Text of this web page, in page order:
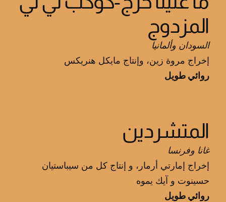
المزدوج
السودان وألمانيا
إخراج مروة زين، وإنتاج مايكل هنريكس
روائي طويل
المتشردين
غانا وفرنسا
إخراج إمارتي أرمار، و إنتاج كل من سيباستيان
حسينوت و آيك يموه
روائي طويل